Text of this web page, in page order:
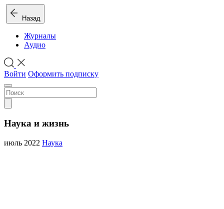
Назад
Журналы
Аудио
Войти Оформить подписку
Наука и жизнь
июль 2022 Наука